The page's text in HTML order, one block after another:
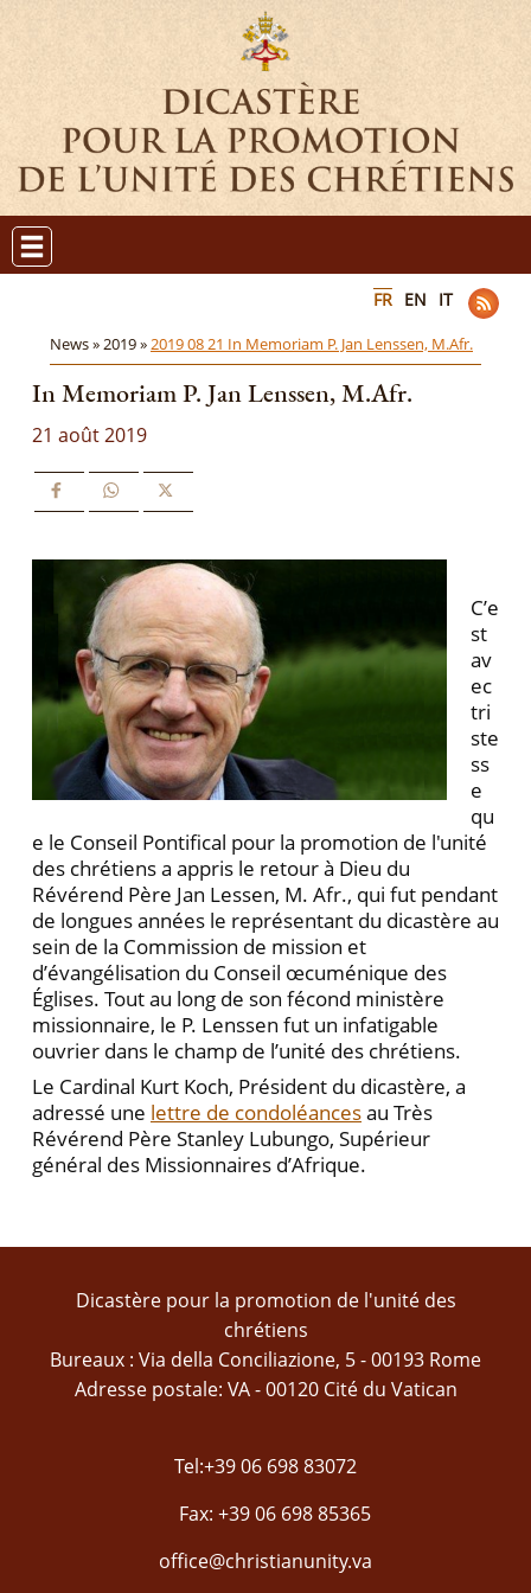
FR EN IT
News »2019 »2019 08 21 In Memoriam P. Jan Lenssen, M.Afr.
In Memoriam P. Jan Lenssen, M.Afr.
21 août 2019
C’e
st
av
ec
tri
ste
ss
e
qu
e le Conseil Pontifical pour la promotion de l'unité
des chrétiens a appris le retour à Dieu du
Révérend Père Jan Lessen, M. Afr., qui fut pendant
de longues années le représentant du dicastère au
sein de la Commission de mission et
d’évangélisation du Conseil œcuménique des
Églises. Tout au long de son fécond ministère
missionnaire, le P. Lenssen fut un infatigable
ouvrier dans le champ de l’unité des chrétiens.
Le Cardinal Kurt Koch, Président du dicastère, a
adressé une lettre de condoléancesau Très
Révérend Père Stanley Lubungo, Supérieur
général des Missionnaires d’Afrique.
Dicastère pour la promotion de l'unité des
chrétiens
Bureaux : Via della Conciliazione, 5 - 00193 Rome
Adresse postale: VA - 00120 Cité du Vatican
Tel:+39 06 698 83072
Fax: +39 06 698 85365
office@christianunity.va